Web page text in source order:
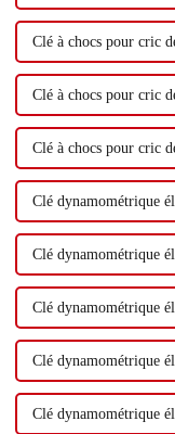
Clé à chocs pour cric
Clé à chocs pour cric
Clé à chocs pour cric
Clé dynamométrique
Clé dynamométrique
Clé dynamométrique
Clé dynamométrique
Clé dynamométrique